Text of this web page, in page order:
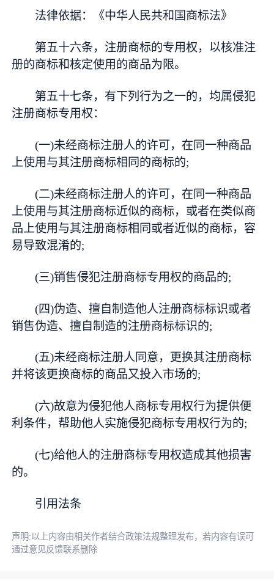
法律依据：《中华人民共和国商标法》
第五十六条，注册商标的专用权，以核准注
册的商标和核定使用的商品为限。
第五十七条，有下列行为之一的，均属侵犯
注册商标专用权：
(一)未经商标注册人的许可，在同一种商品
上使用与其注册商标相同的商标的;
(二)未经商标注册人的许可，在同一种商品
上使用与其注册商标近似的商标，或者在类似商
品上使用与其注册商标相同或者近似的商标，容
易导致混淆的;
(三)销售侵犯注册商标专用权的商品的;
(四)伪造、擅自制造他人注册商标标识或者
销售伪造、擅自制造的注册商标标识的;
(五)未经商标注册人同意，更换其注册商标
并将该更换商标的商品又投入市场的;
(六)故意为侵犯他人商标专用权行为提供便
利条件，帮助他人实施侵犯商标专用权行为的;
(七)给他人的注册商标专用权造成其他损害
的。
引用法条
声明:以上内容由相关作者结合政策法规整理发布，若内容有误可
通过意见反馈联系删除